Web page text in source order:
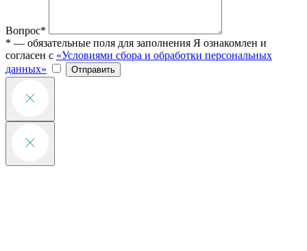
Вопрос*
* — обязательные поля для заполнения Я ознакомлен и
согласен с «Условиями сбора и обработки персональных
данных»
Отправить